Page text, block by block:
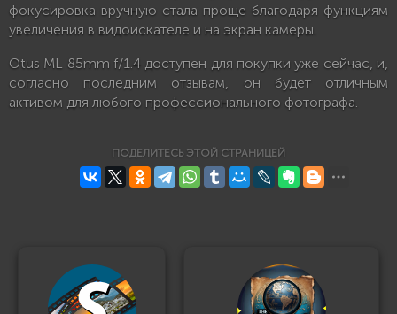
фокусировка вручную стала проще благодаря функциям
увеличения в видоискателе и на экран камеры.
Otus ML 85mm f/1.4 доступен для покупки уже сейчас, и,
согласно последним отзывам, он будет отличным
активом для любого профессионального фотографа.
ПОДЕЛИТЕСЬ ЭТОЙ СТРАНИЦЕЙ